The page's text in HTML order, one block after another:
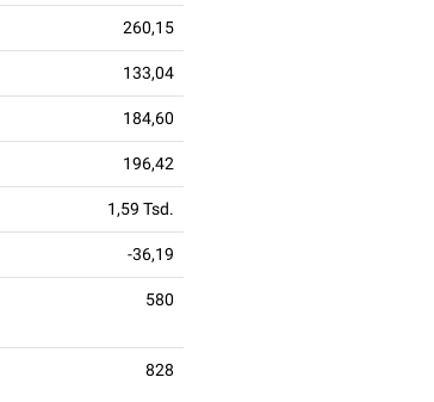
260,15
133,04
184,60
196,42
1,59 Tsd.
-36,19
580
828